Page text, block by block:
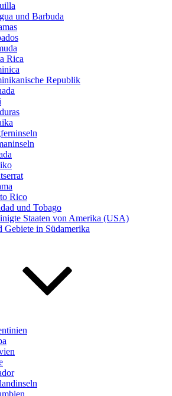
und Barbuda
Rica
Republik
Rico
und Tobago
Staaten von Amerika (USA)
Gebiete in Südamerika